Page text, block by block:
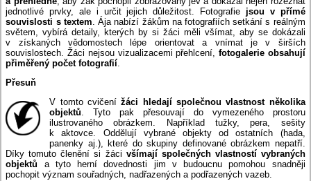
jednotlivé prvky, ale i určit jejich důležitost. Fotografie jsou v přímé
souvislosti s textem. Ája nabízí žákům na fotografiích setkání s reálným
světem, vybírá detaily, kterých by si žáci měli všímat, aby se dokázali
v získaných vědomostech lépe orientovat a vnímat je v širších
souvislostech. Žáci nejsou vizualizacemi přehlcení, fotogalerie obsahují
přiměřený počet fotografií.
Přesuň
V tomto cvičenížáci hledají společnou vlastnost několika
objektů. Tyto pak přesouvají do vymezeného prostoru
ilustrovaného obrázkem. Například tužky, pera, sešity
k aktovce. Oddělují vybrané objekty od ostatních (hada,
panenky aj.), které do skupiny definované obrázkem nepatří.
Díky tomuto členění si žáci všímají společných vlastností vybraných
objektů a tyto herní dovednosti jim v budoucnu pomohou snadněji
pochopit význam souřadných, nadřazených a podřazených vazeb.